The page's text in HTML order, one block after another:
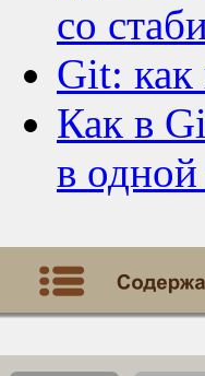
со
Git: как
Как в
в одной